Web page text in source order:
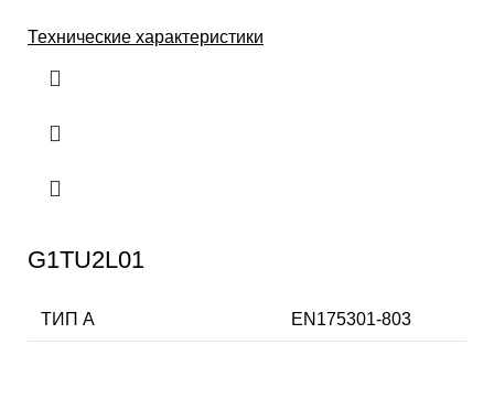
Технические характеристики
G1TU2L01
ТИП А EN175301-803